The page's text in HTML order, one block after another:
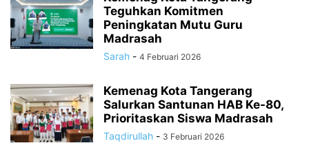
Teguhkan Komitmen
Peningkatan Mutu Guru
Madrasah
Sarah - 4 Februari 2026
Kemenag Kota Tangerang
Salurkan Santunan HAB Ke-80,
Prioritaskan Siswa Madrasah
Taqdirullah - 3 Februari 2026